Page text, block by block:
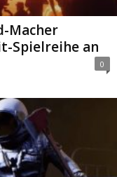
Macher
Spielreihe an
0